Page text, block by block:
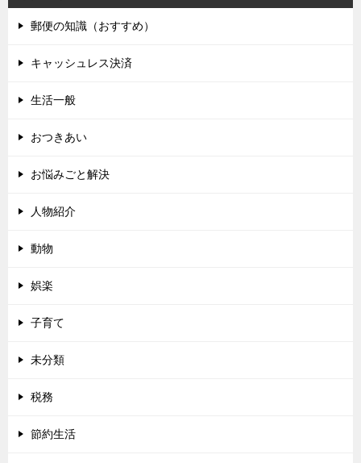
郵便の知識（おすすめ）
キャッシュレス決済
生活一般
おつきあい
お悩みごと解決
人物紹介
動物
娯楽
子育て
未分類
税務
節約生活